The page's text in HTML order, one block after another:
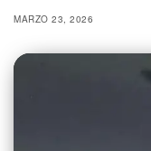
MARZO 23, 2026